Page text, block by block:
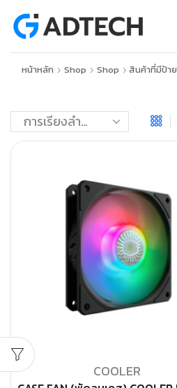
หน้าหลัก Shop Shop สินค้าที่มีป้าย
COOLER